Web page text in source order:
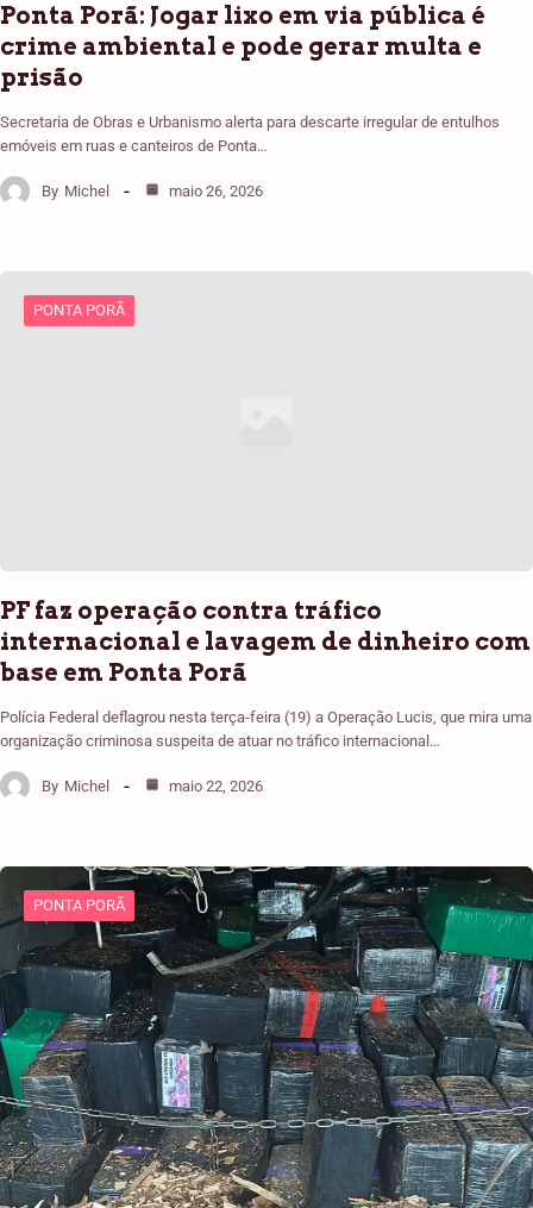
Ponta Porã: Jogar lixo em via pública é
crime ambiental e pode gerar multa e
prisão
Secretaria de Obras e Urbanismo alerta para descarte irregular de entulhos
emóveis em ruas e canteiros de Ponta…
By Michel maio 26, 2026
PONTA PORÃ
PF faz operação contra tráfico
internacional e lavagem de dinheiro com
base em Ponta Porã
Polícia Federal deflagrou nesta terça-feira (19) a Operação Lucis, que mira uma
organização criminosa suspeita de atuar no tráfico internacional…
By Michel maio 22, 2026
PONTA PORÃ